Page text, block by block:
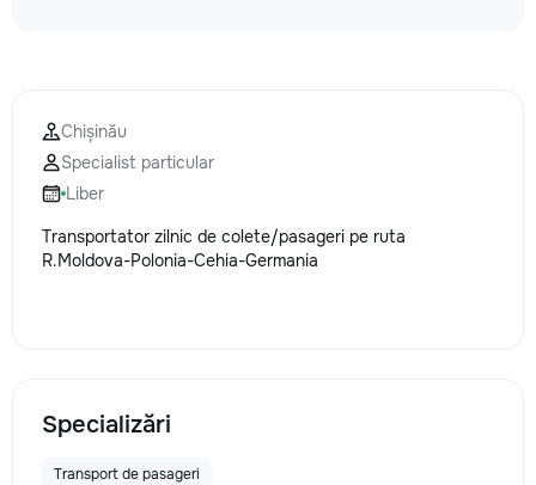
Chișinău
Specialist particular
Liber
Transportator zilnic de colete/pasageri pe ruta
R.Moldova-Polonia-Cehia-Germania
Specializări
Transport de pasageri